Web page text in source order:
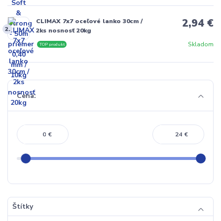
2.
CLIMAX 7x7 oceľové lanko 30cm /
2ks nosnosť 20kg
Skladom
TOP produkt
2,94 €
Cena:
€ €
Štítky